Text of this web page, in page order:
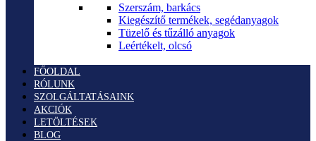
Szerszám, barkács
Kiegészítő termékek, segédanyagok
Tüzelő és tűzálló anyagok
Leértékelt, olcsó
FŐOLDAL
RÓLUNK
SZOLGÁLTATÁSAINK
AKCIÓK
LETÖLTÉSEK
BLOG